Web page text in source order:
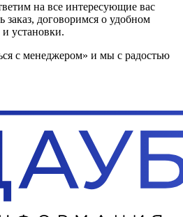
на все интересующие вас
договоримся о удобном
установки.
с менеджером» и мы с радостью